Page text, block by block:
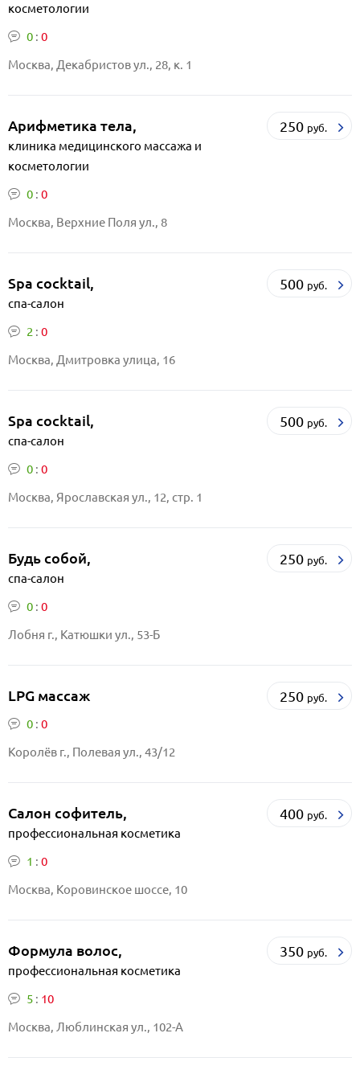
косметологии
0 : 0
Москва, Декабристов ул., 28, к. 1
250 руб.
Арифметика тела,
клиника медицинского массажа и
косметологии
0 : 0
Москва, Верхние Поля ул., 8
500 руб.
Spa сocktail,
спа-салон
2 : 0
Москва, Дмитровка улица, 16
500 руб.
Spa сocktail,
спа-салон
0 : 0
Москва, Ярославская ул., 12, стр. 1
250 руб.
Будь собой,
спа-салон
0 : 0
Лобня г., Катюшки ул., 53-Б
250 руб.
LPG массаж
0 : 0
Королёв г., Полевая ул., 43/12
400 руб.
Салон софитель,
профессиональная косметика
1 : 0
Москва, Коровинское шоссе, 10
350 руб.
Формула волос,
профессиональная косметика
5 : 10
Москва, Люблинская ул., 102-А